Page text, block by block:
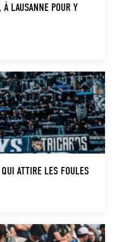
LAUSANNE POUR Y
ATTIRE LES FOULES